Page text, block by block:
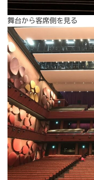
舞台から客席側を見る